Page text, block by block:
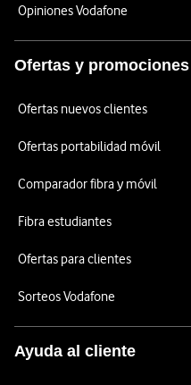
Opiniones Vodafone
Ofertas y promociones
Ofertas nuevos clientes
Ofertas portabilidad móvil
Comparador fibra y móvil
Fibra estudiantes
Ofertas para clientes
Sorteos Vodafone
Ayuda al cliente